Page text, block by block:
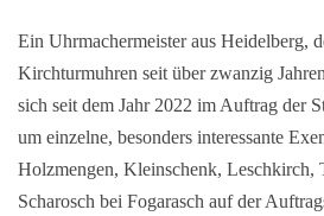
Ein Uhrmachermeister aus Heidelberg,
Kirchturmuhren seit über zwanzig
sich seit dem Jahr 2022 im Auftrag der
um einzelne, besonders interessante
Holzmengen, Kleinschenk, Leschkirch,
Scharosch bei Fogarasch auf der